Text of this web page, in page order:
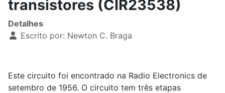
transistores (CIR23538)
Detalhes
Escrito por: Newton C. Braga
Este circuito foi encontrado na Radio Electronics de
setembro de 1956. O circuito tem três etapas